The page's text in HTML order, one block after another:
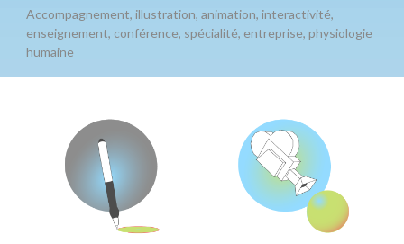
Accompagnement, illustration, animation, interactivité,
enseignement, conférence, spécialité, entreprise, physiologie
humaine